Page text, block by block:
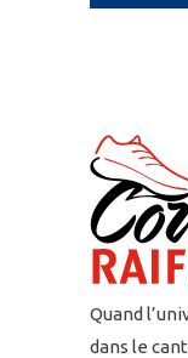
Quand
dans le